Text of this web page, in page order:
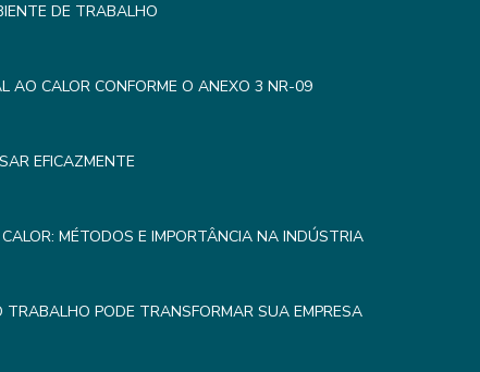
DE TRABALHO
AO CALOR CONFORME O ANEXO 3 NR-09
EFICAZMENTE
MÉTODOS E IMPORTÂNCIA NA INDÚSTRIA
PODE TRANSFORMAR SUA EMPRESA